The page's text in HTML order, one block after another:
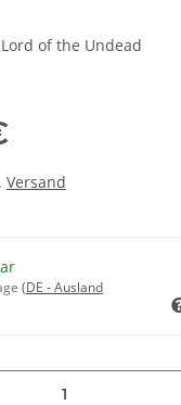
of the Undead
Versand
(DE - Ausland